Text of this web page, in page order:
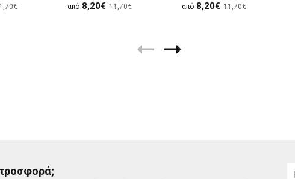
από 8,20€ 11,70€ από 8,20€ 11,70€